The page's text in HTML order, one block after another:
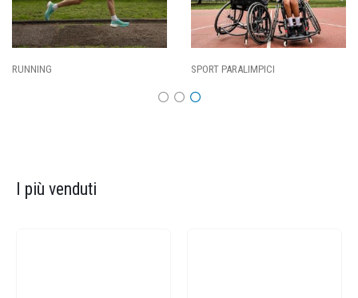
SPORT PARALIMPICI CALCIO
I più venduti